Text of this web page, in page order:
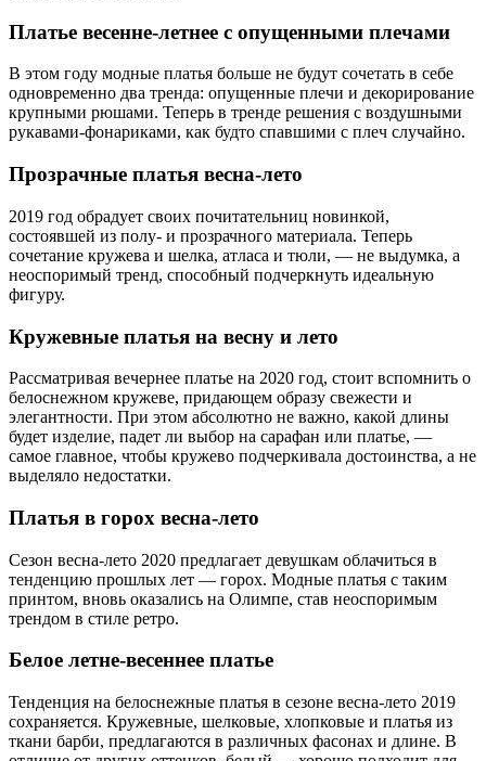
Платье весенне-летнее с опущенными плечами
В этом году модные платья больше не будут сочетать в себе
одновременно два тренда: опущенные плечи и декорирование
крупными рюшами. Теперь в тренде решения с воздушными
рукавами-фонариками, как будто спавшими с плеч случайно.
Прозрачные платья весна-лето
2019 год обрадует своих почитательниц новинкой,
состоявшей из полу- и прозрачного материала. Теперь
сочетание кружева и шелка, атласа и тюли, — не выдумка, а
неоспоримый тренд, способный подчеркнуть идеальную
фигуру.
Кружевные платья на весну и лето
Рассматривая вечернее платье на 2020 год, стоит вспомнить о
белоснежном кружеве, придающем образу свежести и
элегантности. При этом абсолютно не важно, какой длины
будет изделие, падет ли выбор на сарафан или платье, —
самое главное, чтобы кружево подчеркивала достоинства, а не
выделяло недостатки.
Платья в горох весна-лето
Сезон весна-лето 2020 предлагает девушкам облачиться в
тенденцию прошлых лет — горох. Модные платья с таким
принтом, вновь оказались на Олимпе, став неоспоримым
трендом в стиле ретро.
Белое летне-весеннее платье
Тенденция на белоснежные платья в сезоне весна-лето 2019
сохраняется. Кружевные, шелковые, хлопковые и платья из
ткани барби, предлагаются в различных фасонах и длине. В